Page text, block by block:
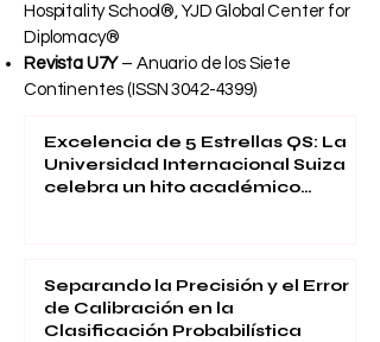
Hospitality School®, YJD Global Center for
Diplomacy®
Revista U7Y– Anuario de los Siete
Continentes (ISSN3042-4399)
Excelencia de 5 Estrellas QS: La
Universidad Internacional Suiza
celebra un hito académico
Separando la Precisión y el Error
de Calibración en la
Clasificación Probabilística